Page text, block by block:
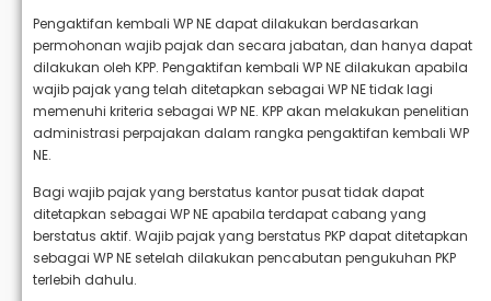
Pengaktifan kembali WP NE dapat dilakukan berdasarkan
permohonan wajib pajak dan secara jabatan, dan hanya dapat
dilakukan oleh KPP. Pengaktifan kembali WP NE dilakukan apabila
wajib pajak yang telah ditetapkan sebagai WP NE tidak lagi
memenuhi kriteria sebagai WP NE. KPP akan melakukan penelitian
administrasi perpajakan dalam rangka pengaktifan kembali WP
NE.
Bagi wajib pajak yang berstatus kantor pusat tidak dapat
ditetapkan sebagai WP NE apabila terdapat cabang yang
berstatus aktif. Wajib pajak yang berstatus PKP dapat ditetapkan
sebagai WP NE setelah dilakukan pencabutan pengukuhan PKP
terlebih dahulu.